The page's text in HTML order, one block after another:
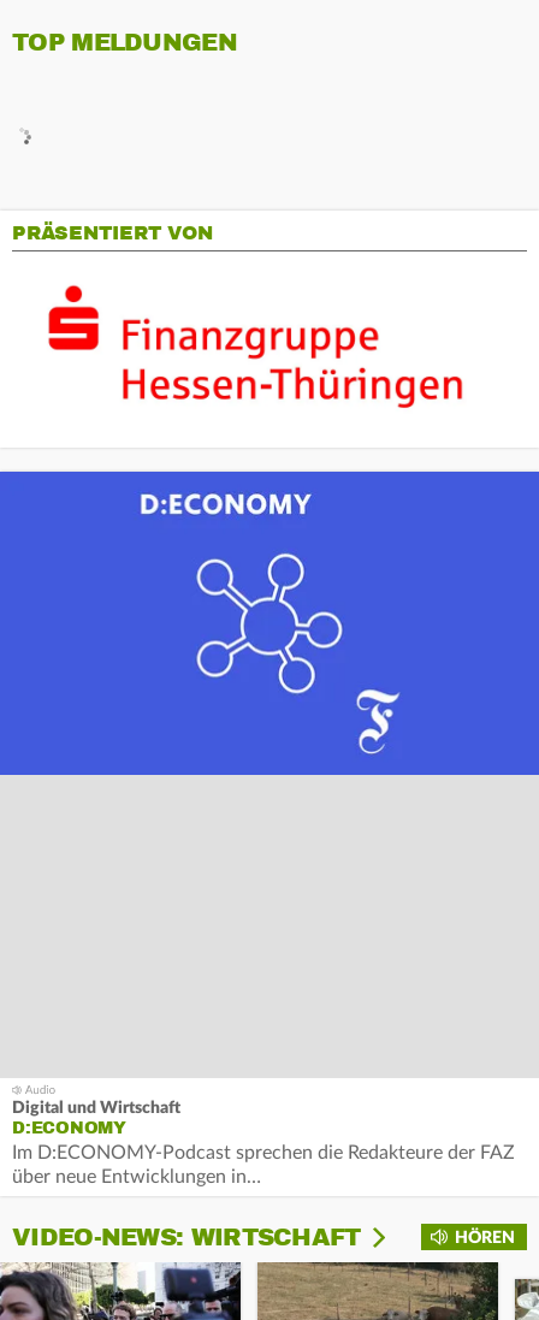
TOP MELDUNGEN
PRÄSENTIERT VON
Digital und Wirtschaft
D:ECONOMY
Im D:ECONOMY-Podcast sprechen die Redakteure der FAZ
über neue Entwicklungen in…
HÖREN
VIDEO-NEWS: WIRTSCHAFT